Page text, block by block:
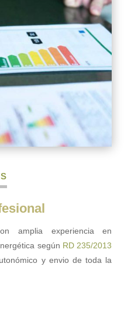
amplia experiencia en
según RD 235/2013
y envio de toda la